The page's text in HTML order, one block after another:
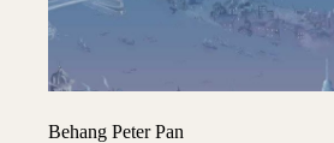
Behang Peter Pan